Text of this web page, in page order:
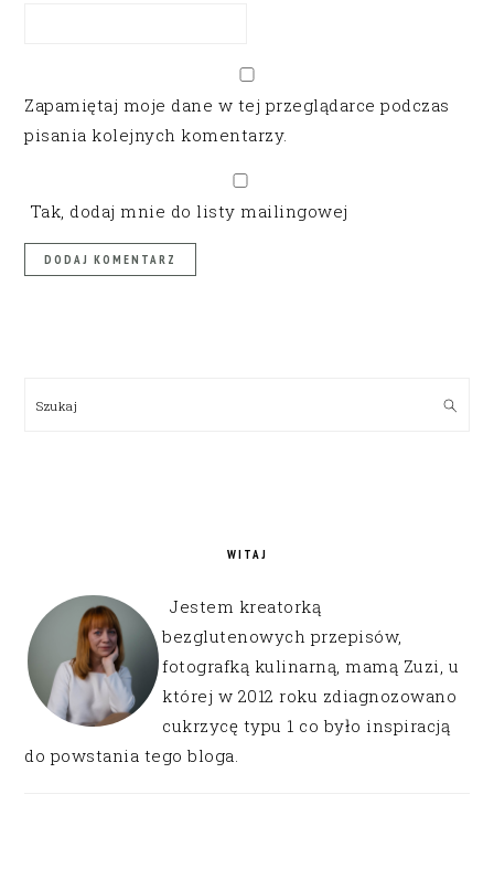
Zapamiętaj moje dane w tej przeglądarce podczas
pisania kolejnych komentarzy.
Tak, dodaj mnie do listy mailingowej
Szukaj
WITAJ
Jestem kreatorką
bezglutenowych przepisów,
fotografką kulinarną, mamą Zuzi, u
której w 2012 roku zdiagnozowano
cukrzycę typu 1 co było inspiracją
do powstania tego bloga.